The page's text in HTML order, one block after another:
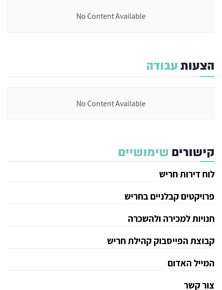
No Content Available
הצעותעבודה
No Content Available
קישורים שימושיים
לוח דירות חריש
פרויקטים קבלניים בחריש
חנויות למכירה ולהשכרה
קבוצת הפייסבוק קהילת חריש
המייל האדום
צור קשר